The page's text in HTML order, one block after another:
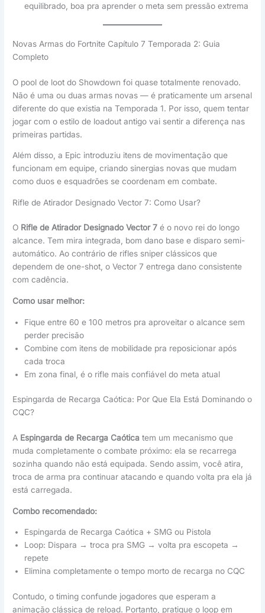
equilibrado, boa pra aprender o meta sem pressão extrema
Novas Armas do Fortnite Capítulo 7 Temporada 2: Guia
Completo
O pool de loot do Showdown foi quase totalmente renovado.
Não é uma ou duas armas novas — é praticamente um arsenal
diferente do que existia na Temporada 1. Por isso, quem tentar
jogar com o estilo de loadout antigo vai sentir a diferença nas
primeiras partidas.
Além disso, a Epic introduziu itens de movimentação que
funcionam em equipe, criando sinergias novas que mudam
como duos e esquadrões se coordenam em combate.
Rifle de Atirador Designado Vector 7: Como Usar?
O Rifle de Atirador Designado Vector 7 é o novo rei do longo
alcance. Tem mira integrada, bom dano base e disparo semi-
automático. Ao contrário de rifles sniper clássicos que
dependem de one-shot, o Vector 7 entrega dano consistente
com cadência.
Como usar melhor:
Fique entre 60 e 100 metros pra aproveitar o alcance sem
perder precisão
Combine com itens de mobilidade pra reposicionar após
cada troca
Em zona final, é o rifle mais confiável do meta atual
Espingarda de Recarga Caótica: Por Que Ela Está Dominando o
CQC?
A Espingarda de Recarga Caótica tem um mecanismo que
muda completamente o combate próximo: ela se recarrega
sozinha quando não está equipada. Sendo assim, você atira,
troca de arma pra continuar atacando e quando volta pra ela já
está carregada.
Combo recomendado:
Espingarda de Recarga Caótica + SMG ou Pistola
Loop: Dispara → troca pra SMG → volta pra escopeta →
repete
Elimina completamente o tempo morto de recarga no CQC
Contudo, o timing confunde jogadores que esperam a
animação clássica de reload. Portanto, pratique o loop em